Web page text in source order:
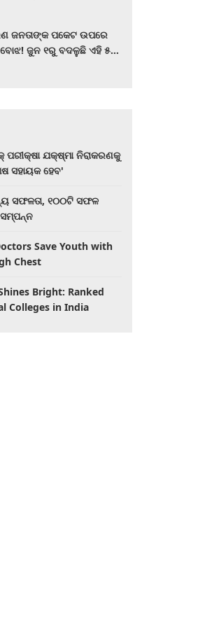
ଜନତାଙ୍କ ପକେଟ ଉପରେ
ଜୁନ ୧ରୁ ବଦଳୁଛି ଏହି ୫
ଯକ୍ଷ୍ମା ନିରାକରଣକୁ
ସହାୟକ ହେବ'
ସଫଳତା, ୧୦୦ଟି ସଫଳ
Save Youth with
Chest
Bright: Ranked
Colleges in India